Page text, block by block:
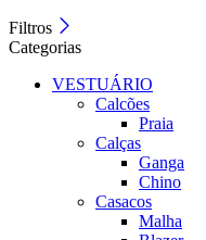
Filtros
Categorias
VESTUÁRIO
Calcões
Praia
Calças
Ganga
Chino
Casacos
Malha